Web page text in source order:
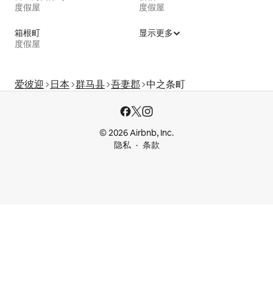
度假屋
度假屋
箱根町
度假屋
显示更多
爱彼迎 日本 群马县 吾妻郡 中之条町
© 2026 Airbnb, Inc.
隐私
条款